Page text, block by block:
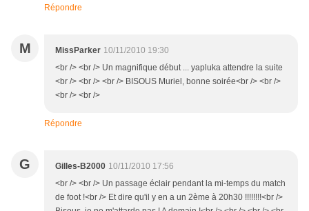
Répondre
M MissParker 10/11/2010 19:30
<br /> <br /> Un magnifique début ... yapluka attendre la suite
<br /> <br /> <br /> BISOUS Muriel, bonne soirée<br /> <br />
<br /> <br />
Répondre
G Gilles-B2000 10/11/2010 17:56
<br /> <br /> Un passage éclair pendant la mi-temps du match
de foot !<br /> Et dire qu'il y en a un 2ème à 20h30 !!!!!!!!<br />